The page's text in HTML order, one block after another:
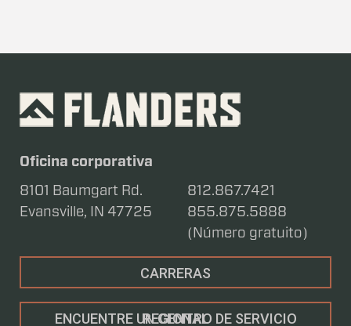
Oficina corporativa
8101 Baumgart Rd.
Evansville, IN 47725
812.867.7421
855.875.5888
(Número gratuito)
CARRERAS
ENCUENTRE UN CENTRO DE SERVICIO REGIONAL